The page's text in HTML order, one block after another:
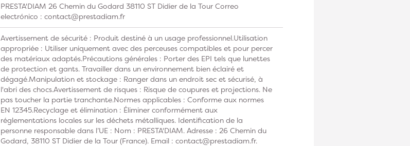
PRESTA'DIAM 26 Chemin du Godard 38110 ST Didier de la Tour Correo
electrónico : contact@prestadiam.fr
Avertissement de sécurité : Produit destiné à un usage professionnel.Utilisation
appropriée : Utiliser uniquement avec des perceuses compatibles et pour percer
des matériaux adaptés.Précautions générales : Porter des EPI tels que lunettes
de protection et gants. Travailler dans un environnement bien éclairé et
dégagé.Manipulation et stockage : Ranger dans un endroit sec et sécurisé, à
l'abri des chocs.Avertissement de risques : Risque de coupures et projections. Ne
pas toucher la partie tranchante.Normes applicables : Conforme aux normes
EN 12345.Recyclage et élimination : Éliminer conformément aux
réglementations locales sur les déchets métalliques. Identification de la
personne responsable dans l’UE : Nom : PRESTA'DIAM. Adresse : 26 Chemin du
Godard, 38110 ST Didier de la Tour (France). Email : contact@prestadiam.fr.